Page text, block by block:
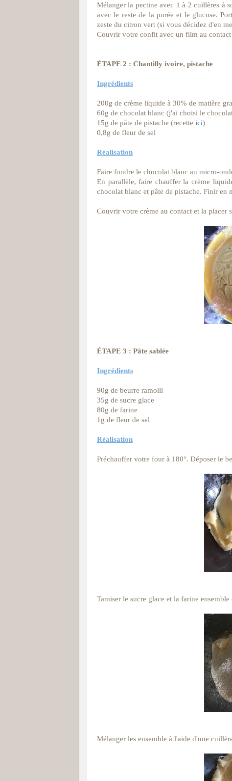
Mélanger la pectine avec 1 à 2 cuillères à
avec le reste de la purée et le glucose.
zeste du citron vert (si vous décidez d'en
Couvrir votre confit avec un film au
ÉTAPE 2 : Chantilly ivoire, pistache
Ingrédients
200g de crème liquide à 30% de matière
60g de chocolat blanc (j'ai choisi le
15g de pâte de pistache (recette ici)
0,8g de fleur de sel
Réalisation
Faire fondre le chocolat blanc au micro-
En parallèle, faire chauffer la crème
chocolat blanc et pâte de pistache. Finir
Couvrir votre crème au contact et la placer
ÉTAPE 3 : Pâte sablée
Ingrédients
90g de beurre ramolli
35g de sucre glace
80g de farine
1g de fleur de sel
Réalisation
Préchauffer votre four à 180°. Déposer le
Tamiser le sucre glace et la farine
Mélanger les ensemble à l'aide d'une